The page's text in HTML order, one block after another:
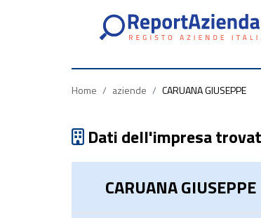
Home / aziende / CARUANA GIUSEPPE
Dati dell'impresa
CARUANA GIUSEPPE